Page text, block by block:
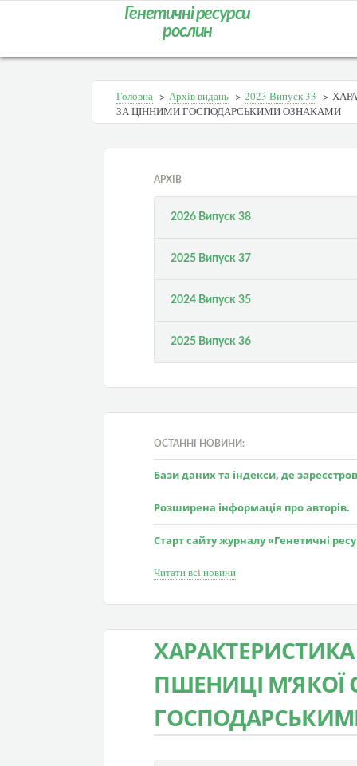
Генетичні ресурси
рослин
Головна > Архів видань > 2023 Випуск 33 >
ЗА ЦІННИМИ ГОСПОДАРСЬКИМИ ОЗНАКАМИ
АРХІВ
2026 Випуск 38
2025 Випуск 37
2024 Випуск 35
2025 Випуск 36
ОСТАННІ НОВИНИ:
Бази даних та індекси, де
Розширена інформація про авторів.
Старт сайту журналу «Генетичні
Читати всі новини
ПШЕНИЦІ